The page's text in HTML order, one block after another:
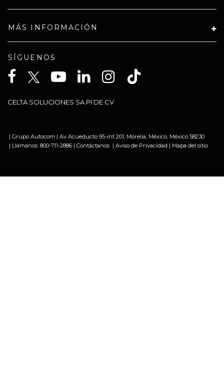
MÁS INFORMACIÓN
SÍGUENOS
CELTA SOLUCIONES SA PI DE CV
| Grupo Autocom | Av Acueducto 95-int 201, Morelia, México, México 58230
| Llámanos: 800-711-2886 | Contáctanos | Aviso de Privacidad | Mapa del sitio